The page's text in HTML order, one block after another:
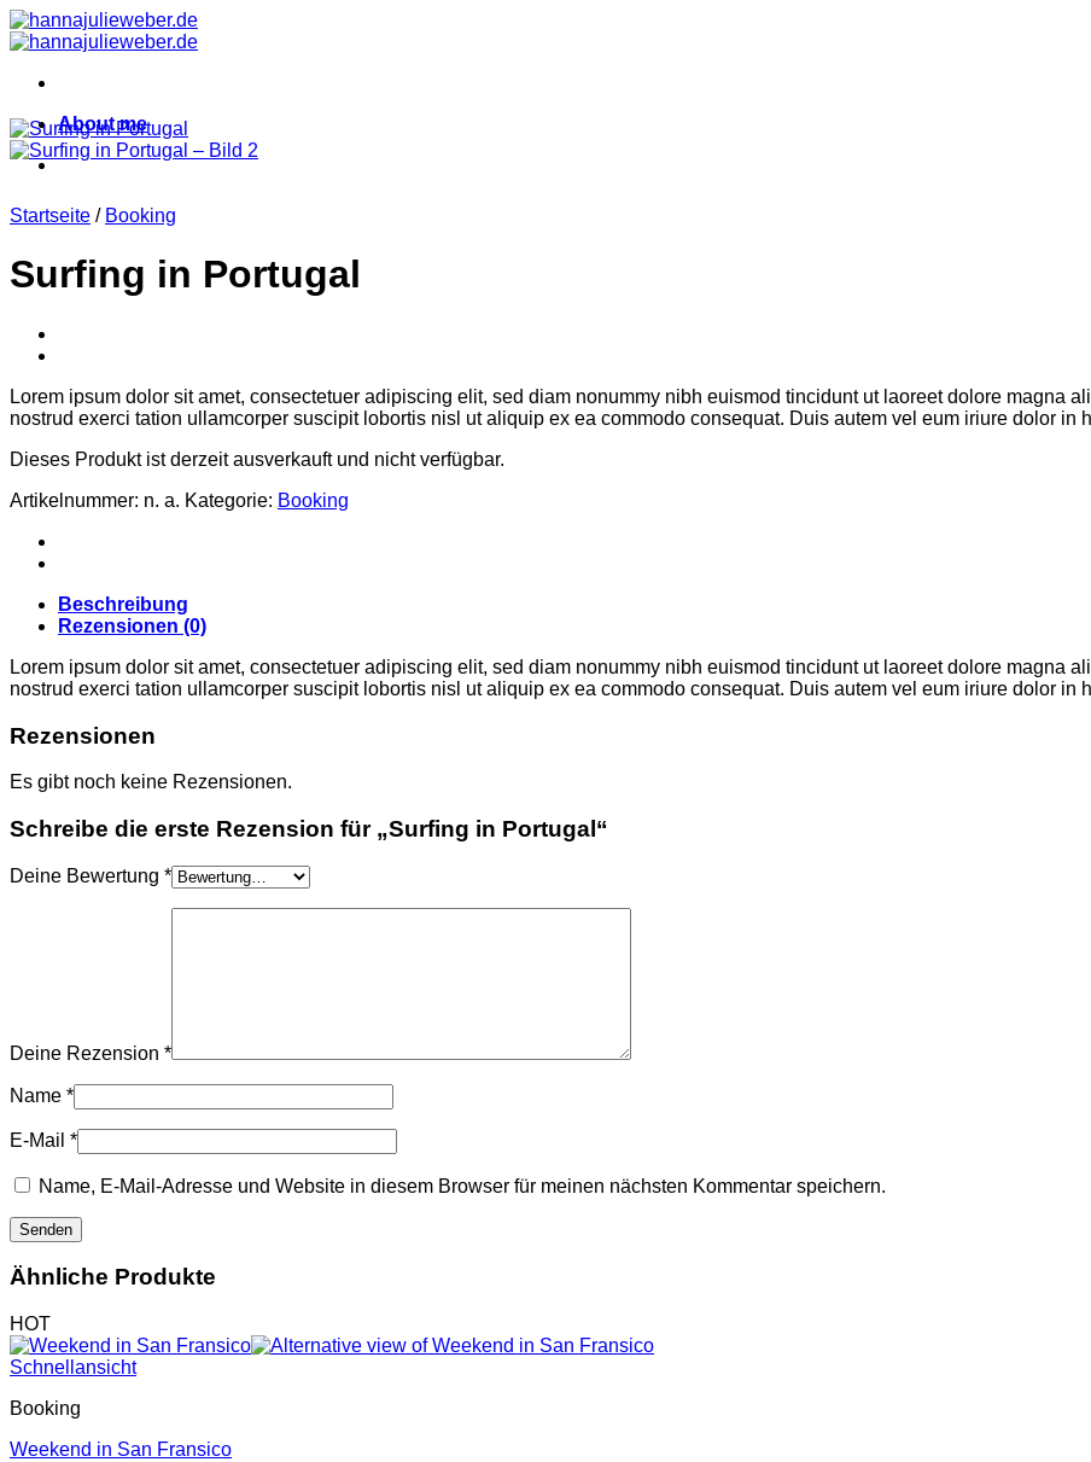
Zum
Inhalt
About me
Startseite / Booking
Surfing in Portugal
Lorem ipsum dolor sit amet, consectetuer adipiscing elit, sed diam nonummy nibh euismod tincidunt ut laoreet dolore magna
nostrud exerci tation ullamcorper suscipit lobortis nisl ut aliquip ex ea commodo consequat. Duis autem vel eum iriure dolor in
Dieses Produkt ist derzeit ausverkauft und nicht verfügbar.
Artikelnummer: n. a. Kategorie: Booking
Beschreibung
Rezensionen (0)
Lorem ipsum dolor sit amet, consectetuer adipiscing elit, sed diam nonummy nibh euismod tincidunt ut laoreet dolore magna
nostrud exerci tation ullamcorper suscipit lobortis nisl ut aliquip ex ea commodo consequat. Duis autem vel eum iriure dolor in
Rezensionen
Es gibt noch keine Rezensionen.
Schreibe die erste Rezension für „Surfing in Portugal“
Deine Bewertung *
Deine Rezension *
Name *
E-Mail *
Name, E-Mail-Adresse und Website in diesem Browser für meinen nächsten Kommentar speichern.
Ähnliche Produkte
HOT
Schnellansicht
Booking
Weekend in San Fransico